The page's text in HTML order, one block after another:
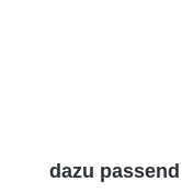
Produktgalerie
dazu passend